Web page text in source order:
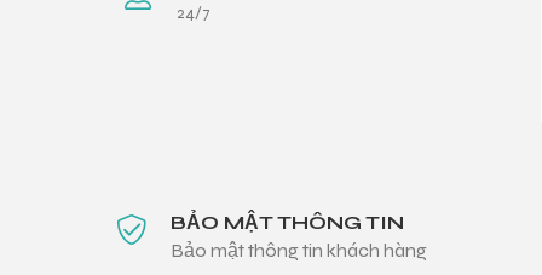
24/7
BẢO MẬT THÔNG TIN
Bảo mật thông tin khách hàng